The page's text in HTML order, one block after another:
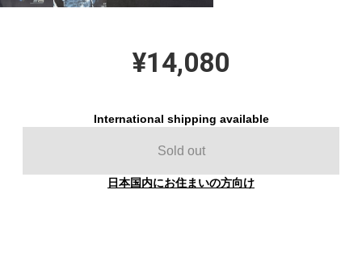
¥14,080
International shipping available
Sold out
日本国内にお住まいの方向け